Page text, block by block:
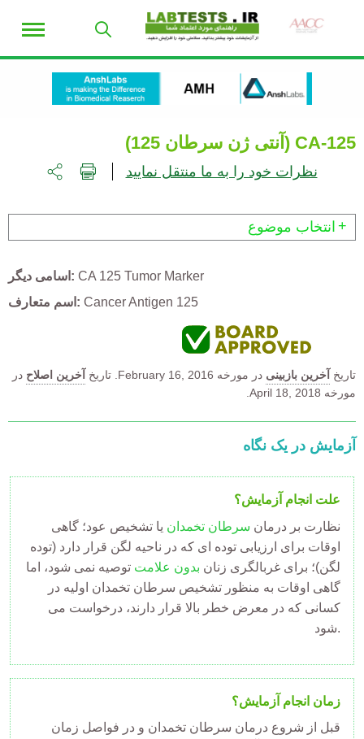
CA-125 (آنتی ژن سرطان 125)
نظرات خود را به ما منتقل نمایید
انتخاب موضوع
اسامی دیگر
CA 125 Tumor Marker
اسم متعارف
Cancer Antigen 125
تاریخ آخرین بازبینی در مورخه February 16, 2016. تاریخ آخرین اصلاح در
مورخه April 18, 2018.
آزمایش در یک نگاه
علت انجام آزمایش؟
نظارت بر درمان سرطان تخمدان یا تشخیص عود؛ گاهی
اوقات برای ارزیابی توده ای که در ناحیه لگن قرار دارد (توده
لگن)؛ برای غربالگری زنان بدون علامت توصیه نمی شود، اما
گاهی اوقات به منظور تشخیص سرطان تخمدان اولیه در
کسانی که در معرض خطر بالا قرار دارند، درخواست می
شود.
زمان انجام آزمایش؟
قبل از شروع درمان سرطان تخمدان و در فواصل زمان